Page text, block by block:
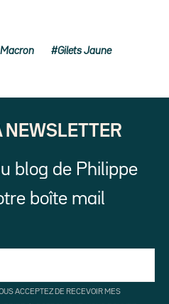
Gilets Jaune
NEWSLETTER
blog de Philippe
boîte mail
ACCEPTEZ DE RECEVOIR MES